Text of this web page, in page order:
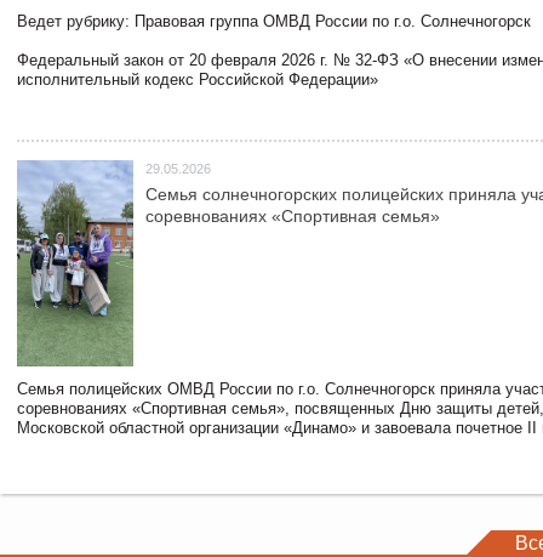
Ведет рубрику: Правовая группа ОМВД России по г.о. Солнечногорск
Федеральный закон от 20 февраля 2026 г. № 32-ФЗ «О внесении
исполнительный кодекс Российской Федерации»
29.05.2026
Семья солнечногорских полицейских приняла
соревнованиях «Спортивная семья»
Семья полицейских ОМВД России по г.о. Солнечногорск приняла
соревнованиях «Спортивная семья», посвященных Дню защиты
Московской областной организации «Динамо» и завоевала почетное II